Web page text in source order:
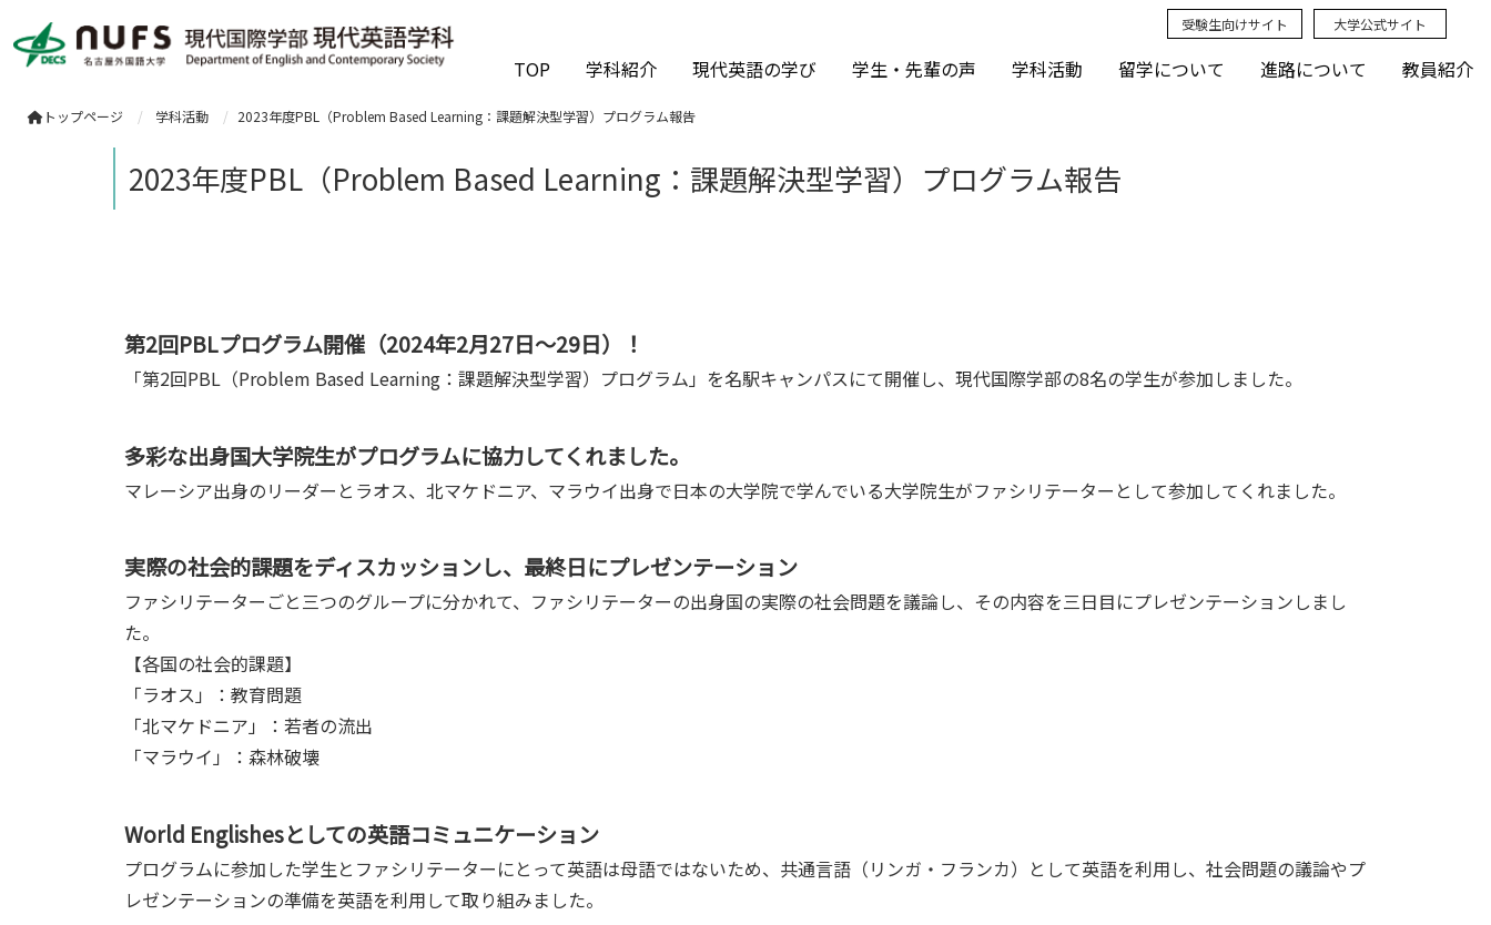
TOP 学科紹介 現代英語の学び 学生・先輩の声 学科活動 留学について 進路について 教員紹介
受験生向けサイト 大学公式サイト
トップページ 学科活動 2023年度PBL（Problem Based Learning：課題解決型学習）プログラム報告
2023年度PBL（Problem Based Learning：課題解決型学習）プログラム報告
第2回PBLプログラム開催（2024年2月27日～29日）！
「第2回PBL（Problem Based Learning：課題解決型学習）プログラム」を名駅キャンパスにて開催し、現代国際学部の8名の学生が参加しました。
多彩な出身国大学院生がプログラムに協力してくれました。
マレーシア出身のリーダーとラオス、北マケドニア、マラウイ出身で日本の大学院で学んでいる大学院生がファシリテーターとして参加してくれました。
実際の社会的課題をディスカッションし、最終日にプレゼンテーション
ファシリテーターごと三つのグループに分かれて、ファシリテーターの出身国の実際の社会問題を議論し、その内容を三日目にプレゼンテーションしまし
た。
【各国の社会的課題】
「ラオス」：教育問題
「北マケドニア」：若者の流出
「マラウイ」：森林破壊
World Englishesとしての英語コミュニケーション
プログラムに参加した学生とファシリテーターにとって英語は母語ではないため、共通言語（リンガ・フランカ）として英語を利用し、社会問題の議論やプ
レゼンテーションの準備を英語を利用して取り組みました。